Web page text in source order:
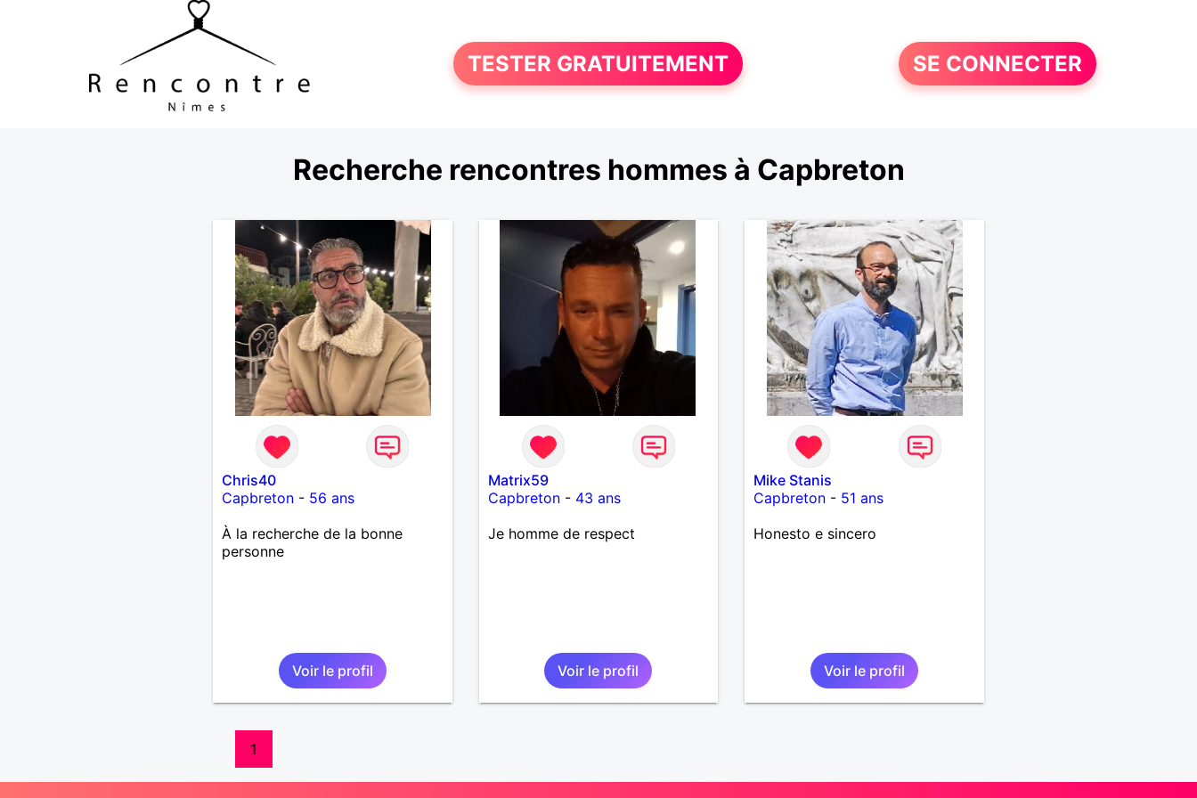
TESTER GRATUITEMENT SE CONNECTER
Recherche rencontres hommes à Capbreton
Chris40
Capbreton- 56 ans
À la recherche de la bonne
personne
Voir le profil
Matrix59
Capbreton- 43 ans
Je homme de respect
Voir le profil
Mike Stanis
Capbreton - 51 ans
Honesto e sincero
Voir le profil
1